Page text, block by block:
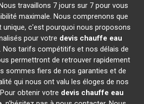
travaillons 7 jours sur 7 pour vous
maximale. Nous comprenons que
unique, c'est pourquoi nous proposons
pour votre devis chauffe eau
. Nos tarifs compétitifs et nos délais de
permettront de retrouver rapidement
sommes fiers de nos garanties et de
qui nous ont valu les éloges de nos
obtenir votre devis chauffe eau